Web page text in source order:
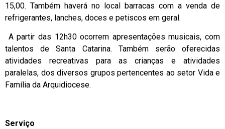
15,00. Também haverá no local barracas com a venda de
refrigerantes, lanches, doces e petiscos em geral.
A partir das 12h30 ocorrem apresentações musicais, com
talentos de Santa Catarina. Também serão oferecidas
atividades recreativas para as crianças e atividades
paralelas, dos diversos grupos pertencentes ao setor Vida e
Família da Arquidiocese.
Serviço